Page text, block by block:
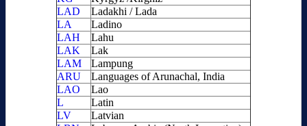
LAD
Ladakhi / Lada
LA
Ladino
LAH
Lahu
LAK
Lak
LAM
Lampung
ARU
Languages of Arunachal, India
LAO
Lao
L
Latin
LV
Latvian